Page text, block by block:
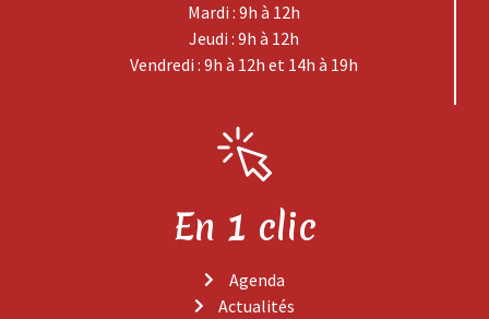
Mardi : 9h à 12h
Jeudi : 9h à 12h
Vendredi : 9h à 12h et 14h à 19h
En 1 clic
Agenda
Actualités